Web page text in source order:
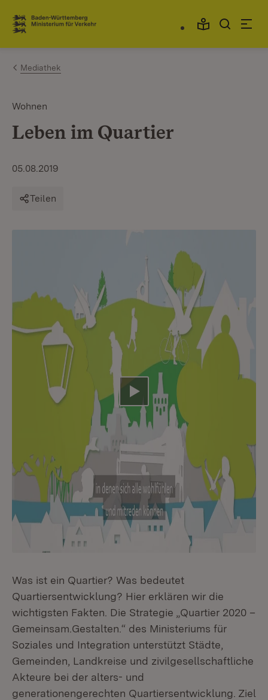
Zum Inhalt springen
Link zur Startseite
Mediathek
Wohnen
Leben im Quartier
05.08.2019
Teilen
Video abspielen
Was ist ein Quartier? Was bedeutet
Quartiersentwicklung? Hier erklären wir die
wichtigsten Fakten. Die Strategie „Quartier 2020 –
Gemeinsam.Gestalten.“ des Ministeriums für
Soziales und Integration unterstützt Städte,
Gemeinden, Landkreise und zivilgesellschaftliche
Akteure bei der alters- und
generationengerechten Quartiersentwicklung. Ziel